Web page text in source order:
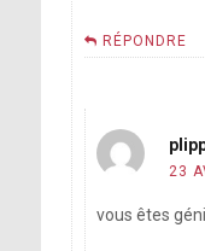
RÉPONDRE
23
vous êtes